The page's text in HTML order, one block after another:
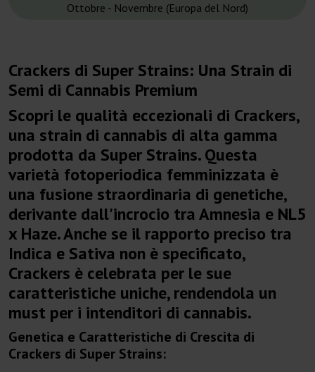
Ottobre - Novembre (Europa del Nord)
Crackers di Super Strains: Una Strain di
Semi di Cannabis Premium
Scopri le qualità eccezionali di Crackers,
una strain di cannabis di alta gamma
prodotta da Super Strains. Questa
varietà fotoperiodica femminizzata è
una fusione straordinaria di genetiche,
derivante dall'incrocio tra Amnesia e NL5
x Haze. Anche se il rapporto preciso tra
Indica e Sativa non è specificato,
Crackers è celebrata per le sue
caratteristiche uniche, rendendola un
must per i intenditori di cannabis.
Genetica e Caratteristiche di Crescita di
Crackers di Super Strains: